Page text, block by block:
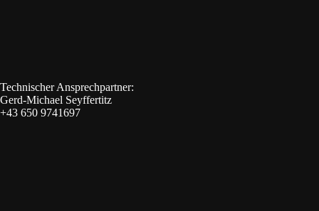
Technischer Ansprechpartner:
Gerd-Michael Seyffertitz
+43 650 9741697